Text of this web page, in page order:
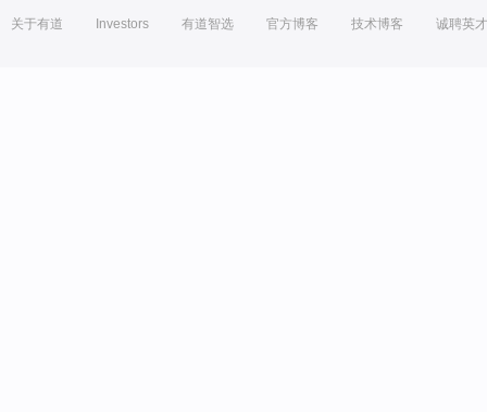
关于有道 Investors 有道智选 官方博客 技术博客 诚聘英才